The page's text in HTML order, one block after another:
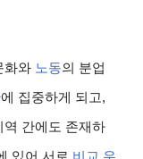
화와 노동의 분업
에 집중하게 되고,
역 간에도 존재하